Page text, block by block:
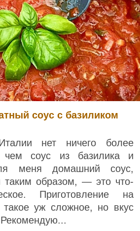
соус с базиликом
нет ничего более
чем соус из базилика и
меня домашний соус,
таким образом, — это что-
Приготовление на
уж сложное, но вкус